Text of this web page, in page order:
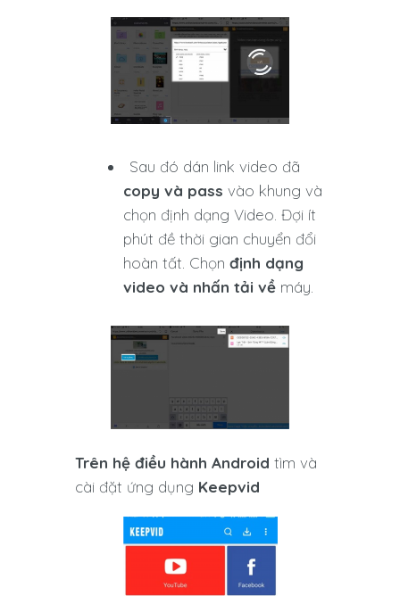
Sau đó dán link video đã
copy và passvào khung và
chọn định dạng Video. Đợi ít
phút đề thời gian chuyển đổi
hoàn tất. Chọnđịnh dạng
video và nhấn tải về máy.
Trên hệ điều hành Android tìm và
cài đặt ứng dụng Keepvid